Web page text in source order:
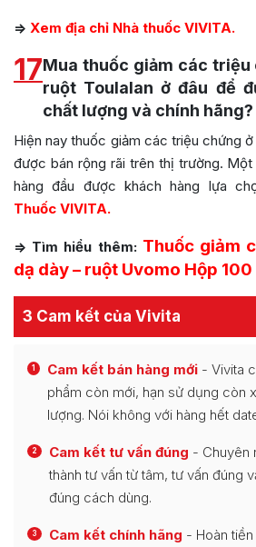
=> Xem địa chỉ Nhà thuốc VIVITA.
17Mua thuốc giảm các triệu
ruột Toulalan ở đâu để
chất lượng và chính hãng?
Hiện nay thuốc giảm các triệu chứng
được bán rộng rãi trên thị trường.
hàng đầu được khách hàng lựa
Thuốc VIVITA.
=> Tìm hiểu thêm: Thuốc giảm
dạ dày – ruột Uvomo Hộp
3 Cam kết của Vivita
1 Cam kết bán hàng mới - Vivita
phẩm còn mới, hạn sử dụng còn
lượng. Nói không với hàng hết
2 Cam kết tư vấn đúng - Chuyên
thành tư vấn từ tâm, tư vấn đúng
đúng cách dùng.
3 Cam kết chính hãng - Hoàn